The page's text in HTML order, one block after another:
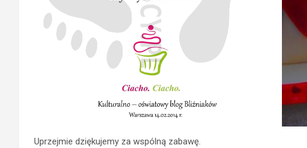
Uprzejmie dziękujemy za wspólną zabawę.